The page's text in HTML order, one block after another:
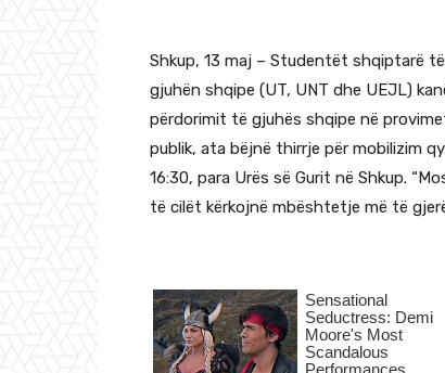
Shkup, 13 maj – Studentët shqiptarë
gjuhën shqipe (UT, UNT dhe UEJL)
përdorimit të gjuhës shqipe në
publik, ata bëjnë thirrje për mobilizim
16:30, para Urës së Gurit në Shkup.
të cilët kërkojnë mbështetje më të